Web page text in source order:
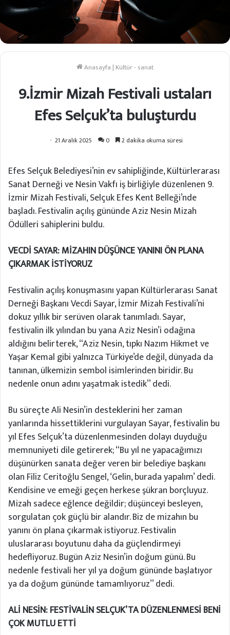
Anasayfa | Kültür - sanat
9.İzmir Mizah Festivali ustaları
Efes Selçuk’ta buluşturdu
21 Aralık 2025 0 2 dakika okuma süresi
Efes Selçuk Belediyesi’nin ev sahipliğinde, Kültürlerarası
Sanat Derneği ve Nesin Vakfı iş birliğiyle düzenlenen 9.
İzmir Mizah Festivali, Selçuk Efes Kent Belleği’nde
başladı. Festivalin açılış gününde Aziz Nesin Mizah
Ödülleri sahiplerini buldu.
VECDİ SAYAR: MİZAHIN DÜŞÜNCE YANINI ÖN PLANA
ÇIKARMAK İSTİYORUZ
Festivalin açılış konuşmasını yapan Kültürlerarası Sanat
Derneği Başkanı Vecdi Sayar, İzmir Mizah Festivali’ni
dokuz yıllık bir serüven olarak tanımladı. Sayar,
festivalin ilk yılından bu yana Aziz Nesin’i odağına
aldığını belirterek, “Aziz Nesin, tıpkı Nazım Hikmet ve
Yaşar Kemal gibi yalnızca Türkiye’de değil, dünyada da
tanınan, ülkemizin sembol isimlerinden biridir. Bu
nedenle onun adını yaşatmak istedik” dedi.
Bu süreçte Ali Nesin’in desteklerini her zaman
yanlarında hissettiklerini vurgulayan Sayar, festivalin bu
yıl Efes Selçuk’ta düzenlenmesinden dolayı duyduğu
memnuniyeti dile getirerek; “Bu yıl ne yapacağımızı
düşünürken sanata değer veren bir belediye başkanı
olan Filiz Ceritoğlu Sengel, ‘Gelin, burada yapalım’ dedi.
Kendisine ve emeği geçen herkese şükran borçluyuz.
Mizah sadece eğlence değildir; düşünceyi besleyen,
sorgulatan çok güçlü bir alandır. Biz de mizahın bu
yanını ön plana çıkarmak istiyoruz. Festivalin
uluslararası boyutunu daha da güçlendirmeyi
hedefliyoruz. Bugün Aziz Nesin’in doğum günü. Bu
nedenle festivali her yıl ya doğum gününde başlatıyor
ya da doğum gününde tamamlıyoruz” dedi.
ALİ NESİN: FESTİVALİN SELÇUK’TA DÜZENLENMESİ BENİ
ÇOK MUTLU ETTİ